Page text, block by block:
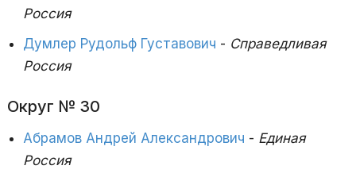
Россия
Думлер Рудольф Густавович - Справедливая
Россия
Округ № 30
Абрамов Андрей Александрович - Единая
Россия